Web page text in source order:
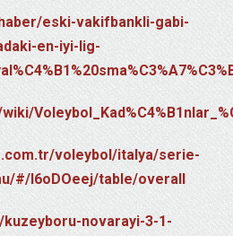
eski-vakifbankli-gabi-
en-iyi-lig-
voleybol/italya/serie-
#/l6oDOeej/table/overall
novarayi-3-1-